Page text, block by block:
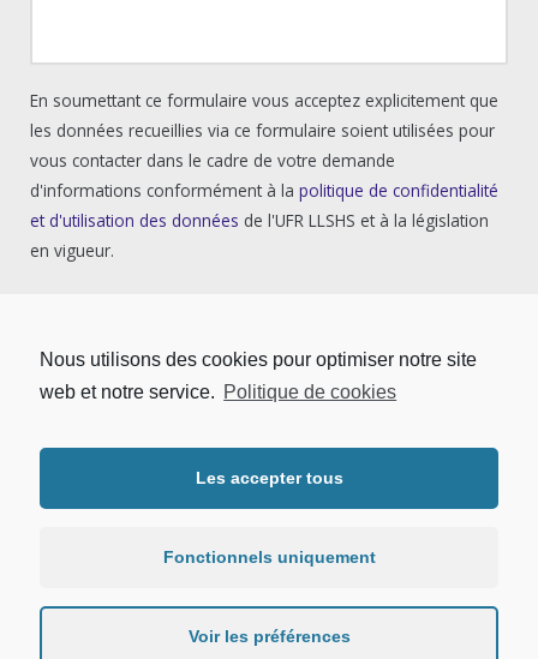
Nous utilisons des cookies pour optimiser notre site
web et notre service. Politique de cookies
Les accepter tous
Fonctionnels uniquement
Voir les préférences
En soumettant ce formulaire vous acceptez explicitement que
les données recueillies via ce formulaire soient utilisées pour
vous contacter dans le cadre de votre demande
d'informations conformément à la politique de confidentialité
et d'utilisation des données de l'UFR LLSHS et à la législation
en vigueur.
personnelles